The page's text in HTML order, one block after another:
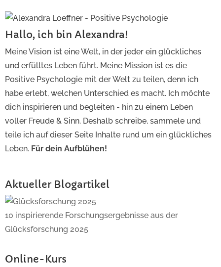
Hallo, ich bin Alexandra!
Meine Vision ist eine Welt, in der jeder ein glückliches
und erfülltes Leben führt. Meine Mission ist es die
Positive Psychologie mit der Welt zu teilen, denn ich
habe erlebt, welchen Unterschied es macht. Ich möchte
dich inspirieren und begleiten - hin zu einem Leben
voller Freude & Sinn. Deshalb schreibe, sammele und
teile ich auf dieser Seite Inhalte rund um ein glückliches
Leben. Für dein Aufblühen!
Aktueller Blogartikel
10 inspirierende Forschungsergebnisse aus der
Glücksforschung 2025
Online-Kurs